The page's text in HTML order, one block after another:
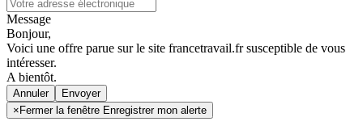
Message
Bonjour,
Voici une offre parue sur le site francetravail.fr susceptible de vous
intéresser.
A bientôt.
Annuler
× Fermer la fenêtre Enregistrer mon alerte